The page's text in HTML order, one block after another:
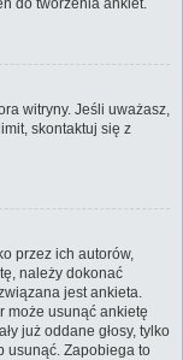
do tworzenia ankiet.
witryny. Jeśli uważasz,
skontaktuj się z
przez ich autorów,
należy dokonać
jest ankieta.
może usunąć ankietę
już oddane głosy, tylko
usunąć. Zapobiega to